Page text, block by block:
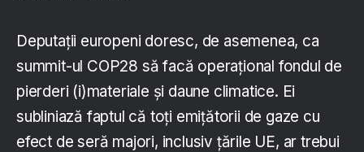
Deputații europeni doresc, de asemenea, ca
summit-ul COP28 să facă operațional fondul de
pierderi (i)materiale și daune climatice. Ei
subliniază faptul că toți emițătorii de gaze cu
efect de seră majori, inclusiv țările UE, ar trebui